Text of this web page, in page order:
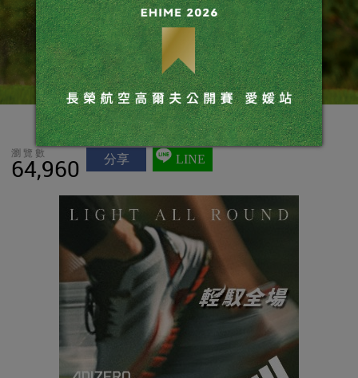
瀏覽數
64,960 分享 LINE